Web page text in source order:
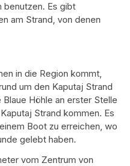
benutzen. Es gibt
am Strand, von denen
in die Region kommt,
um den Kaputaj Strand
Höhle an erster Stelle
Strand kommen. Es
Boot zu erreichen, wo
gelebt haben.
vom Zentrum von